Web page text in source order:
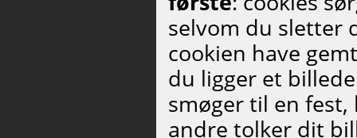
selvom du sletter
cookien have
du ligger et
smøger til en
andre tolker dit